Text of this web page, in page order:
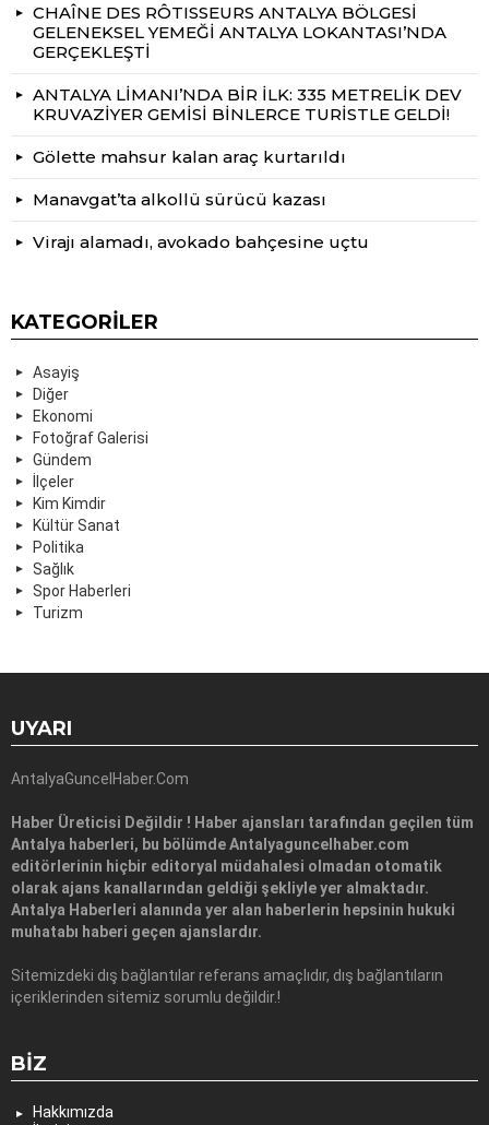
CHAÎNE DES RÔTISSEURS ANTALYA BÖLGESİ
GELENEKSEL YEMEĞİ ANTALYA LOKANTASI’NDA
GERÇEKLEŞTİ
ANTALYA LİMANI’NDA BİR İLK: 335 METRELİK DEV
KRUVAZİYER GEMİSİ BİNLERCE TURİSTLE GELDİ!
Gölette mahsur kalan araç kurtarıldı
Manavgat’ta alkollü sürücü kazası
Virajı alamadı, avokado bahçesine uçtu
KATEGORILER
Asayiş
Diğer
Ekonomi
Fotoğraf Galerisi
Gündem
İlçeler
Kim Kimdir
Kültür Sanat
Politika
Sağlık
Spor Haberleri
Turizm
UYARI
AntalyaGuncelHaber.Com
Haber Üreticisi Değildir ! Haber ajansları tarafından geçilen tüm
Antalya haberleri, bu bölümde Antalyaguncelhaber.com
editörlerinin hiçbir editoryal müdahalesi olmadan otomatik
olarak ajans kanallarından geldiği şekliyle yer almaktadır.
Antalya Haberleri alanında yer alan haberlerin hepsinin hukuki
muhatabı haberi geçen ajanslardır.
Sitemizdeki dış bağlantılar referans amaçlıdır, dış bağlantıların
içeriklerinden sitemiz sorumlu değildir.!
BIZ
Hakkımızda